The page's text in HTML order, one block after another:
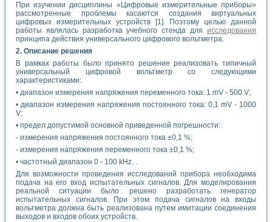
При изучении дисциплины «Цифровые измерительные приборы»
рассмотренные проблемы касаются создания виртуальных
цифровых измерительных устройств [1]. Поэтому целью данной
работы являлась разработка учебного стенда для исследования
принципа действия универсального цифрового вольтметра.
2. Описание решения
В рамках работы было принято решение реализовать типичный
универсальный цифровой вольтметр со следующими
характеристиками:
• диапазон измерения напряжения переменного тока: 1 mV - 500 V;
• диапазон измерения напряжения постоянного тока: 0,1 mV - 1000
V;
• предел допустимой основной приведенной погрешности:
- измерения напряжения постоянного тока ±0,1 %;
- измерения напряжения переменного тока ±0,1 %;
• частотный диапазон 0 - 100 kHz. .
Для возможности проведения исследований прибора необходима
подача на его вход испытательных сигналов. Для моделирования
реальной ситуации было решено разработать генератор
испытательных сигналов. При этом подача сигналов на входы
вольтметра должна быть реализована путем имитации соединения
выходов и входов обоих устройств.